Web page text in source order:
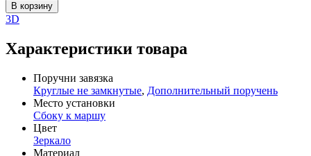
В корзину
3D
Характеристики товара
Поручни завязка
Круглые не замкнутые, Дополнительный поручень
Место установки
Сбоку к маршу
Цвет
Зеркало
Материал